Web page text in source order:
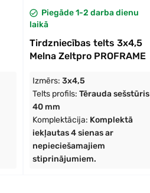
Piegāde 1-2 darba dienu
laikā
Tirdzniecības telts 3x4,5
Melna Zeltpro PROFRAME
Izmērs: 3x4,5
Telts profils: Tērauda sešstūris
40 mm
Komplektācija: Komplektā
iekļautas 4 sienas ar
nepieciešamajiem
stiprinājumiem.